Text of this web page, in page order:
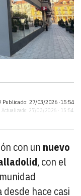
Publicado: 27/03/2026 ·15:54
Actualizado: 27/03/2026 · 15:54
con un nuevo
, con el
hace casi